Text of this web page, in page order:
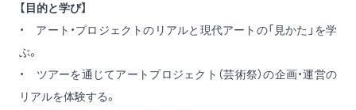
【目的と学び】
・ アート・プロジェクトのリアルと現代アートの「見かた」を学
ぶ。
・ ツアーを通じてアートプロジェクト（芸術祭）の企画・運営の
リアルを体験する。